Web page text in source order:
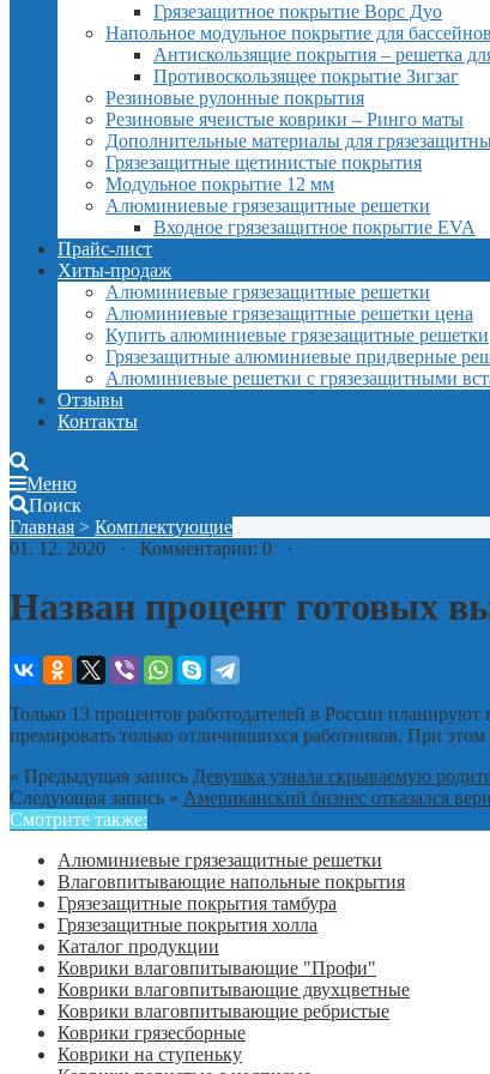
Грязезащитное покрытие Ворс Дуо
Напольное модульное покрытие для
Антискользящие покрытия – решетка
Противоскользящее покрытие Зигзаг
Резиновые рулонные покрытия
Резиновые ячеистые коврики – Ринго маты
Дополнительные материалы для
Грязезащитные щетинистые покрытия
Модульное покрытие 12 мм
Алюминиевые грязезащитные решетки
Входное грязезащитное покрытие EVA
Прайс-лист
Хиты-продаж
Алюминиевые грязезащитные решетки
Алюминиевые грязезащитные решетки цена
Купить алюминиевые грязезащитные решетки
Грязезащитные алюминиевые придверные
Алюминиевые решетки с грязезащитными
Отзывы
Контакты
Меню
Поиск
Главная > Комплектующие
01. 12. 2020 · Комментарии: 0 ·
Назван процент готовых
Только 13 процентов работодателей в России
премировать только отличившихся работников. При
« Предыдущая запись Девушка узнала скрываемую
Следующая запись » Американский бизнес отказался
Смотрите также:
Алюминиевые грязезащитные решетки
Влаговпитывающие напольные покрытия
Грязезащитные покрытия тамбура
Грязезащитные покрытия холла
Каталог продукции
Коврики влаговпитывающие "Профи"
Коврики влаговпитывающие двухцветные
Коврики влаговпитывающие ребристые
Коврики грязесборные
Коврики на ступеньку